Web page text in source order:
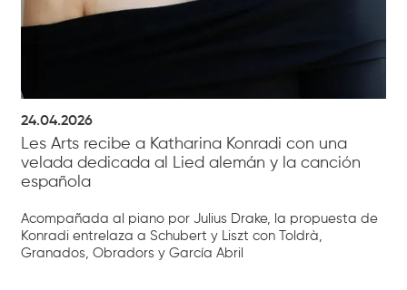
24.04.2026
Les Arts recibe a Katharina Konradi con una
velada dedicada al Lied alemán y la canción
española
Acompañada al piano por Julius Drake, la propuesta de
Konradi entrelaza a Schubert y Liszt con Toldrà,
Granados, Obradors y García Abril